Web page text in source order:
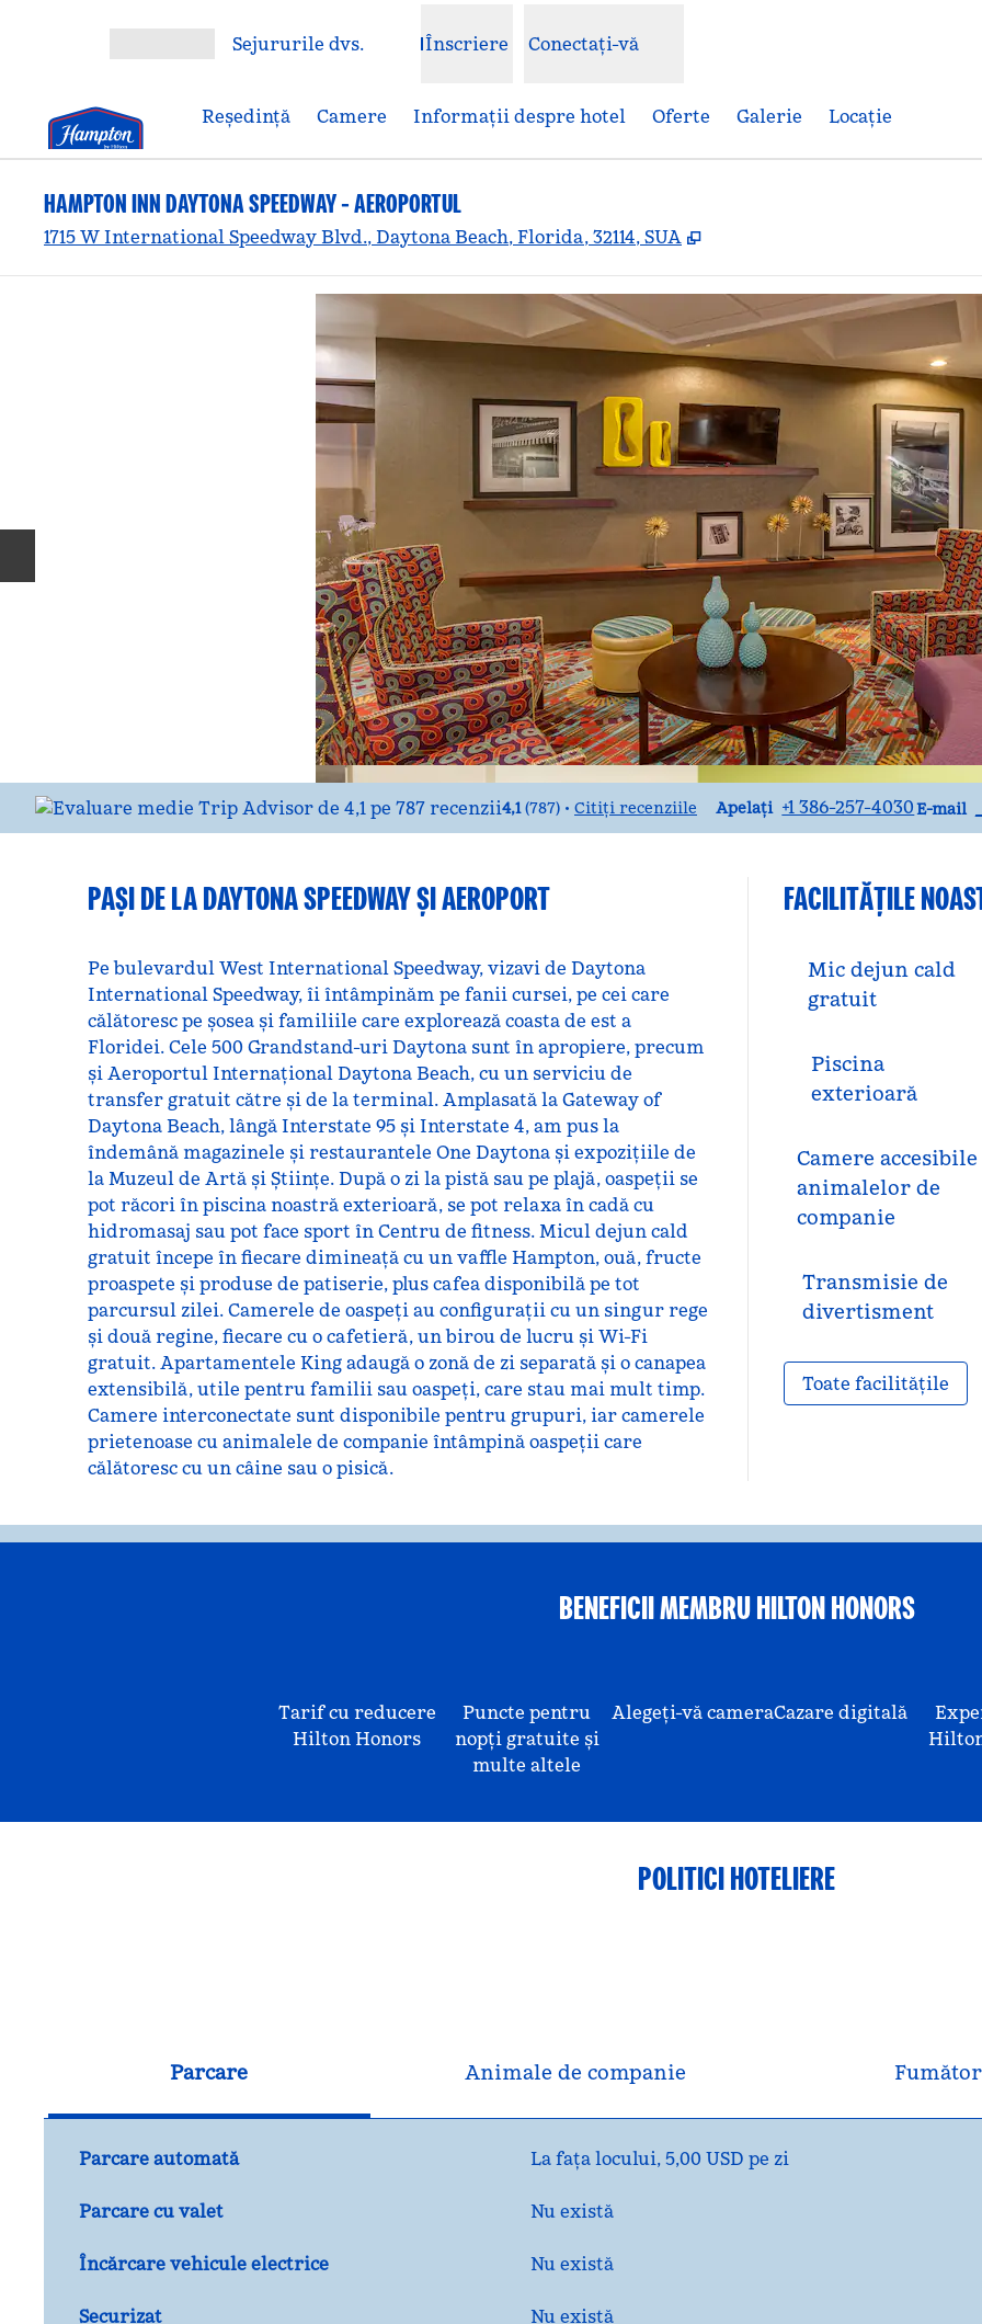
Deschideți meniulSejururile dvs. Înscriere Conectați-vă
Reşedinţă Camere Informații despre hotel Oferte Galerie Locaţie
HAMPTON INN DAYTONA SPEEDWAY - AEROPORTUL
1715 W International Speedway Blvd., Daytona Beach, Florida, 32114, SUA ,
4,1 (787) • Citiți recenziile Apelați
Apel +1 386-257-4030E-mail
E-
PAȘI DE LA DAYTONA SPEEDWAY ȘI AEROPORT
Pe bulevardul West International Speedway, vizavi de Daytona
International Speedway, îi întâmpinăm pe fanii cursei, pe cei care
călătoresc pe șosea și familiile care explorează coasta de est a
Floridei. Cele 500 Grandstand-uri Daytona sunt în apropiere, precum
și Aeroportul Internațional Daytona Beach, cu un serviciu de
transfer gratuit către și de la terminal. Amplasată la Gateway of
Daytona Beach, lângă Interstate 95 și Interstate 4, am pus la
îndemână magazinele și restaurantele One Daytona și expozițiile de
la Muzeul de Artă și Științe. După o zi la pistă sau pe plajă, oaspeții se
pot răcori în piscina noastră exterioară, se pot relaxa în cadă cu
hidromasaj sau pot face sport în Centru de fitness. Micul dejun cald
gratuit începe în fiecare dimineață cu un vaffle Hampton, ouă, fructe
proaspete și produse de patiserie, plus cafea disponibilă pe tot
parcursul zilei. Camerele de oaspeți au configurații cu un singur rege
și două regine, fiecare cu o cafetieră, un birou de lucru și Wi-Fi
gratuit. Apartamentele King adaugă o zonă de zi separată și o canapea
extensibilă, utile pentru familii sau oaspeți, care stau mai mult timp.
Camere interconectate sunt disponibile pentru grupuri, iar camerele
prietenoase cu animalele de companie întâmpină oaspeții care
călătoresc cu un câine sau o pisică.
FACILITĂŢILE
Mic dejun cald
gratuit
Piscina
exterioară
Camere accesibile
animalelor de
companie
Transmisie de
divertisment
Toate facilitățile
BENEFICII MEMBRU HILTON HONORS
Tarif cu reducere
Hilton Honors
Puncte pentru
nopți gratuite și
multe altele
Alegeți-vă cameraCazare digitală
POLITICI HOTELIERE
Parcare Animale de companie
Parcare automată La fața locului, 5,00 USD pe zi
Parcare cu valet Nu există
Încărcare vehicule electrice Nu există
Securizat Nu există